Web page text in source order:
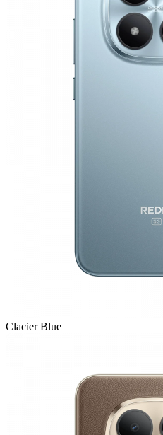
Clacier Blue